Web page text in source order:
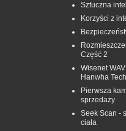
Sztuczna
Korzyści z
Część 2
Wisenet
Hanwha
Pierwsza
sprzedaży
Seek Scan -
ciała